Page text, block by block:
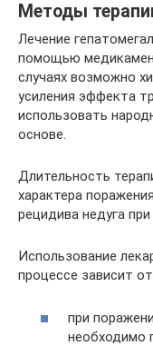
Методы
Лечение
помощью
случаях возможно
усиления эффекта
использовать
основе.
Длительность
характера
рецидива недуга
Использование
процессе зависит
при
необходимо